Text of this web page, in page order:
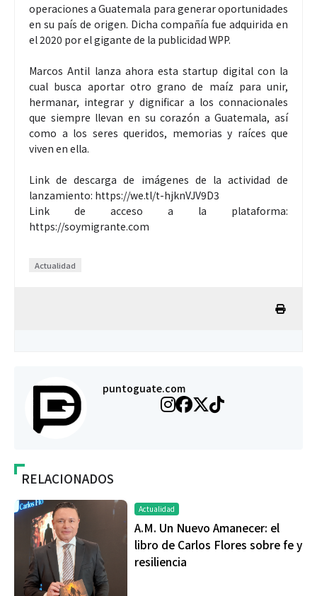
operaciones a Guatemala para generar oportunidades
en su país de origen. Dicha compañía fue adquirida en
el 2020 por el gigante de la publicidad WPP.
Marcos Antil lanza ahora esta startup digital con la
cual busca aportar otro grano de maíz para unir,
hermanar, integrar y dignificar a los connacionales
que siempre llevan en su corazón a Guatemala, así
como a los seres queridos, memorias y raíces que
viven en ella.
Link de descarga de imágenes de la actividad de
lanzamiento: https://we.tl/t-hjknVJV9D3
Link de acceso a la plataforma:
https://soymigrante.com
Actualidad
puntoguate.com
RELACIONADOS
Actualidad
A.M. Un Nuevo Amanecer: el
libro de Carlos Flores sobre fe y
resiliencia